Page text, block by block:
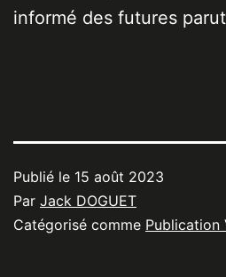
informé des futures
Publié le 15 août 2023
Par Jack DOGUET
Catégorisé comme Publication